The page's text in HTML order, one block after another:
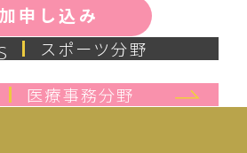
申し込み
スポーツ分野
医療事務分野